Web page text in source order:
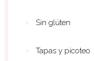
Sin glúten
Tapas y picoteo